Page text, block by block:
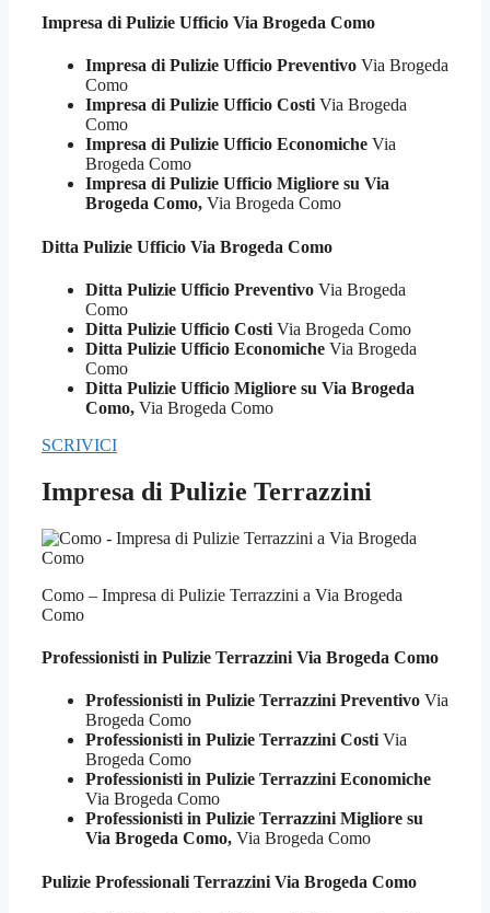
Impresa di Pulizie Ufficio Via Brogeda Como
Impresa di Pulizie Ufficio Preventivo Via Brogeda
Como
Impresa di Pulizie Ufficio Costi Via Brogeda
Como
Impresa di Pulizie Ufficio Economiche Via
Brogeda Como
Impresa di Pulizie Ufficio Migliore su Via
Brogeda Como, Via Brogeda Como
Ditta Pulizie Ufficio Via Brogeda Como
Ditta Pulizie Ufficio Preventivo Via Brogeda
Como
Ditta Pulizie Ufficio Costi Via Brogeda Como
Ditta Pulizie Ufficio Economiche Via Brogeda
Como
Ditta Pulizie Ufficio Migliore su Via Brogeda
Como, Via Brogeda Como
SCRIVICI
Impresa di Pulizie Terrazzini
Como – Impresa di Pulizie Terrazzini a Via Brogeda
Como
Professionisti in Pulizie Terrazzini Via Brogeda Como
Professionisti in Pulizie Terrazzini Preventivo Via
Brogeda Como
Professionisti in Pulizie Terrazzini Costi Via
Brogeda Como
Professionisti in Pulizie Terrazzini Economiche
Via Brogeda Como
Professionisti in Pulizie Terrazzini Migliore su
Via Brogeda Como, Via Brogeda Como
Pulizie Professionali Terrazzini Via Brogeda Como